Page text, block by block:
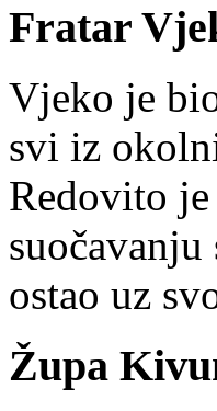
Fratar
Vjeko je
svi iz
Redovito
ostao uz
Župa